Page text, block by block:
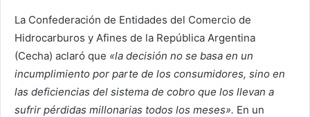
La Confederación de Entidades del Comercio de
Hidrocarburos y Afines de la República Argentina
(Cecha) aclaró que «la decisión no se basa en un
incumplimiento por parte de los consumidores, sino en
las deficiencias del sistema de cobro que los llevan a
sufrir pérdidas millonarias todos los meses». En un